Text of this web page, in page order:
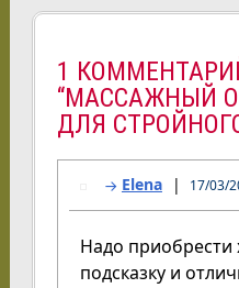
1
“МАССАЖНЫЙ
ДЛЯ
Elena 17/03/
Надо приобрести
подсказку и